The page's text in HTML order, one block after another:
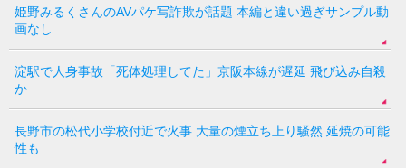
姫野みるくさんのAVパケ写詐欺が話題 本編と違い過ぎサンプル動
画なし
淀駅で人身事故「死体処理してた」京阪本線が遅延 飛び込み自殺
か
長野市の松代小学校付近で火事 大量の煙立ち上り騒然 延焼の可能
性も